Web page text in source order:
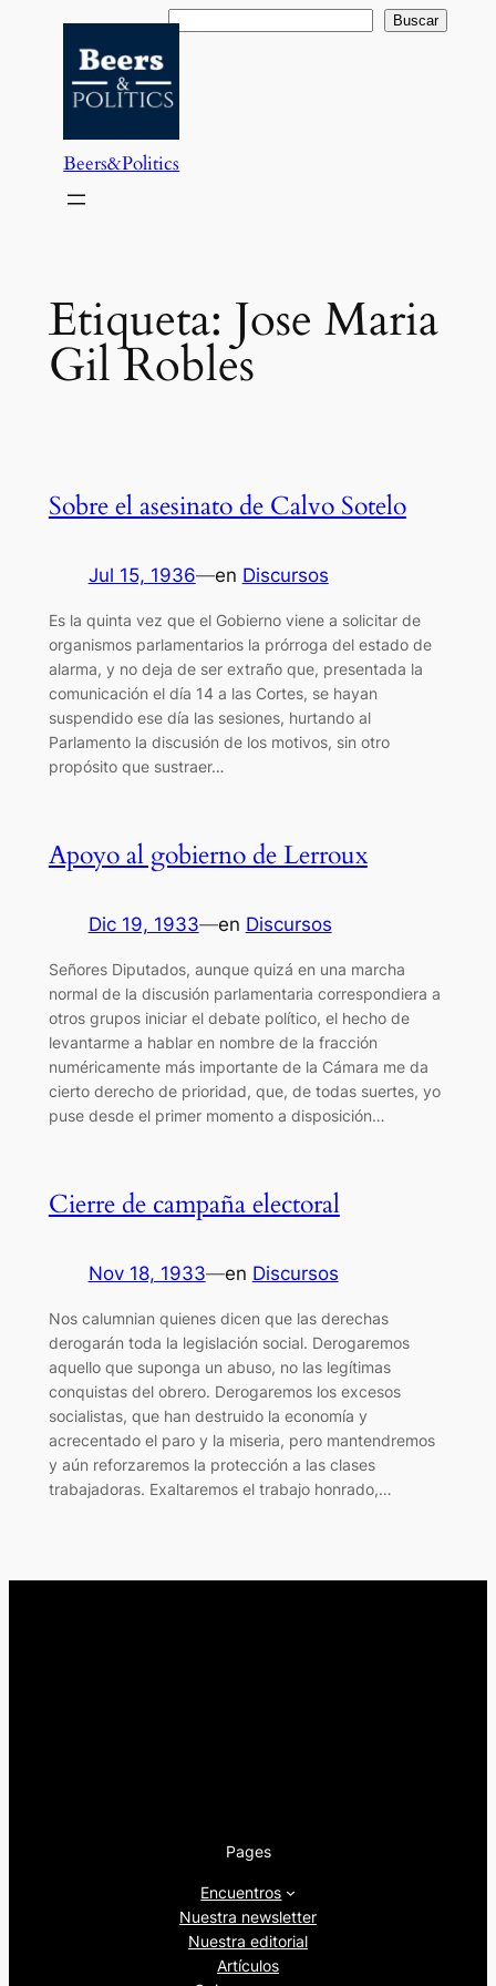
contenido
Buscar Buscar
Beers&Politics
Etiqueta: Jose Maria
Gil Robles
Sobre el asesinato de Calvo Sotelo
Jul 15, 1936—en Discursos
Es la quinta vez que el Gobierno viene a solicitar de
organismos parlamentarios la prórroga del estado de
alarma, y no deja de ser extraño que, presentada la
comunicación el día 14 a las Cortes, se hayan
suspendido ese día las sesiones, hurtando al
Parlamento la discusión de los motivos, sin otro
propósito que sustraer…
Apoyo al gobierno de Lerroux
Dic 19, 1933—en Discursos
Señores Diputados, aunque quizá en una marcha
normal de la discusión parlamentaria correspondiera a
otros grupos iniciar el debate político, el hecho de
levantarme a hablar en nombre de la fracción
numéricamente más importante de la Cámara me da
cierto derecho de prioridad, que, de todas suertes, yo
puse desde el primer momento a disposición…
Cierre de campaña electoral
Nov 18, 1933—en Discursos
Nos calumnian quienes dicen que las derechas
derogarán toda la legislación social. Derogaremos
aquello que suponga un abuso, no las legítimas
conquistas del obrero. Derogaremos los excesos
socialistas, que han destruido la economía y
acrecentado el paro y la miseria, pero mantendremos
y aún reforzaremos la protección a las clases
trabajadoras. Exaltaremos el trabajo honrado,…
Pages
Encuentros
Nuestra newsletter
Nuestra editorial
Artículos